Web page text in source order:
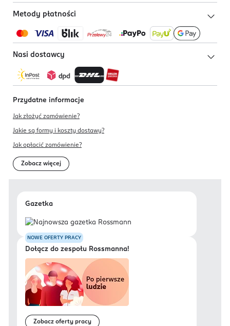
Metody płatności
Nasi dostawcy
Przydatne informacje
Jak złożyć zamówienie?
Jakie są formy i koszty dostawy?
Jak opłacić zamówienie?
Zobacz więcej
Gazetka
NOWE OFERTY PRACY
Dołącz do zespołu Rossmanna!
Zobacz oferty pracy